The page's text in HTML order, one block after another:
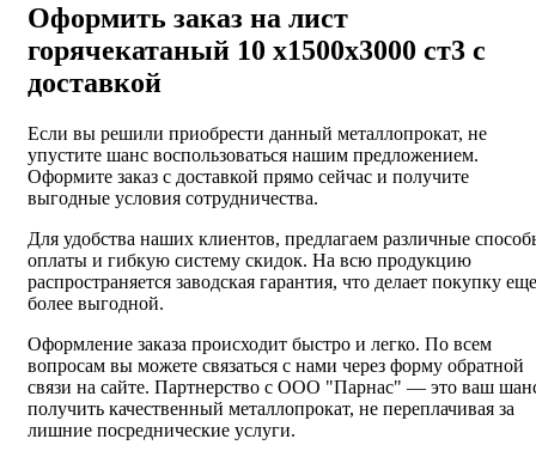
Оформить заказ на лист
горячекатаный 10 х1500х3000 ст3 с
доставкой
Если вы решили приобрести данный металлопрокат, не
упустите шанс воспользоваться нашим предложением.
Оформите заказ с доставкой прямо сейчас и получите
выгодные условия сотрудничества.
Для удобства наших клиентов, предлагаем различные
оплаты и гибкую систему скидок. На всю продукцию
распространяется заводская гарантия, что делает покупку еще
более выгодной.
Оформление заказа происходит быстро и легко. По всем
вопросам вы можете связаться с нами через форму обратной
связи на сайте. Партнерство с ООО "Парнас" — это ваш
получить качественный металлопрокат, не переплачивая за
лишние посреднические услуги.